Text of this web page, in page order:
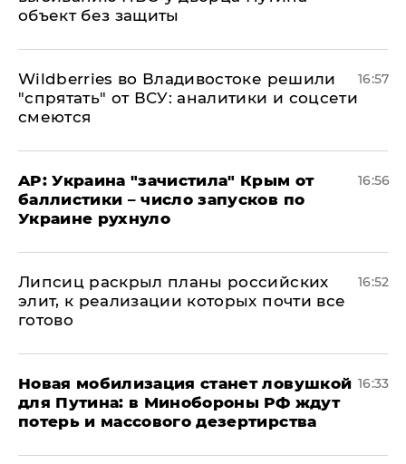
объект без защиты
Wildberries во Владивостоке решили
"спрятать" от ВСУ: аналитики и соцсети
смеются
16:57
AP: Украина "зачистила" Крым от
баллистики – число запусков по
Украине рухнуло
16:56
Липсиц раскрыл планы российских
элит, к реализации которых почти все
готово
16:52
​Новая мобилизация станет ловушкой
для Путина: в Минобороны РФ ждут
потерь и массового дезертирства
16:33